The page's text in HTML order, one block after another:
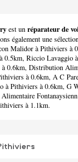
est un réparateur de
également une
Malidor à Pithiviers à
0.5km, Riccio Lavaggio
0.6km, Distribution
à 0.6km, A C
à Pithiviers à 0.6km, G
Fontanaysienn
à 1.1km.